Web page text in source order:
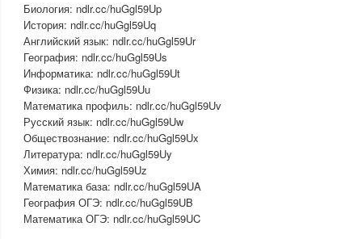
Биология: ndlr.cc/huGgl59Up
История: ndlr.cc/huGgl59Uq
Английский язык: ndlr.cc/huGgl59Ur
География: ndlr.cc/huGgl59Us
Информатика: ndlr.cc/huGgl59Ut
Физика: ndlr.cc/huGgl59Uu
Математика профиль: ndlr.cc/huGgl59Uv
Русский язык: ndlr.cc/huGgl59Uw
Обществознание: ndlr.cc/huGgl59Ux
Литература: ndlr.cc/huGgl59Uy
Химия: ndlr.cc/huGgl59Uz
Математика база: ndlr.cc/huGgl59UA
География ОГЭ: ndlr.cc/huGgl59UB
Математика ОГЭ: ndlr.cc/huGgl59UC